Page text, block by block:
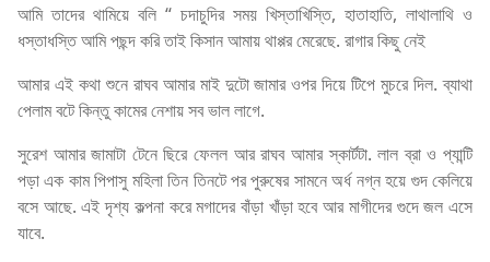
আমি তাদের থামিয়ে বলি “ চদাচুদির সময় খিস্তাখিস্তি, হাতাহাতি, লাথালাথি ও
ধস্তাধস্তি আমি পছন্দ করি তাই কিসান আমায় থাপ্পর মেরেছে. রাগার কিছু নেই
আমার এই কথা শুনে রাঘব আমার মাই দুটো জামার ওপর দিয়ে টিপে মুচরে দিল. ব্যাথা
পেলাম বটে কিন্তু কামের নেশায় সব ভাল লাগে.
সুরেশ আমার জামাটা টেনে ছিরে ফেলল আর রাঘব আমার স্কার্টটা. লাল ব্রা ও প্যান্টি
পড়া এক কাম পিপাসু মহিলা তিন তিনটে পর পুরুষের সামনে অর্ধ নগ্ন হয়ে গুদ কেলিয়ে
বসে আছে. এই দৃশ্য কল্পনা করে মগাদের বাঁড়া খাঁড়া হবে আর মাগীদের গুদে জল এসে
যাবে.